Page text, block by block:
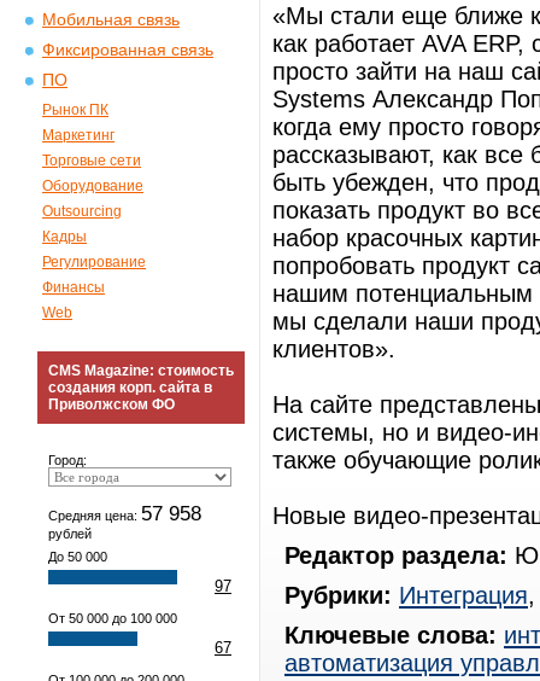
Мобильная связь
Фиксированная связь
ПО
Рынок ПК
Маркетинг
Торговые сети
Оборудование
Outsourcing
Кадры
Регулирование
Финансы
Web
CMS Magazine: стоимость
создания корп. сайта в
Приволжском ФО
Город:
Средняя цена: 57 958
рублей
До 50 000
97
От 50 000 до 100 000
67
«Мы стали еще ближе
как работает AVA
просто зайти на наш
Systems Александр
когда ему просто
рассказывают, как все
быть убежден, что
показать продукт во
набор красочных
попробовать продукт
нашим потенциальным
мы сделали наши
клиентов».
На сайте
системы, но и видео-
также обучающие
Новые видео-
Редактор раздела:
Рубрики: Интеграция
Ключевые слова:
автоматизация